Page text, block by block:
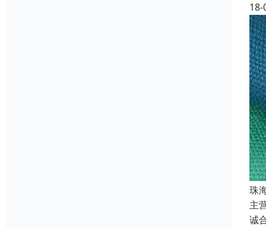
18-
珠
主
诚